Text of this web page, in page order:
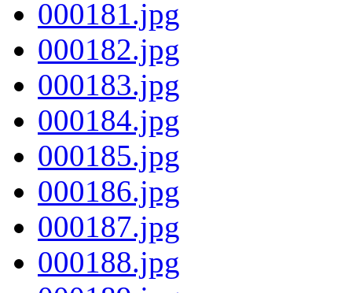
000181.jpg
000182.jpg
000183.jpg
000184.jpg
000185.jpg
000186.jpg
000187.jpg
000188.jpg